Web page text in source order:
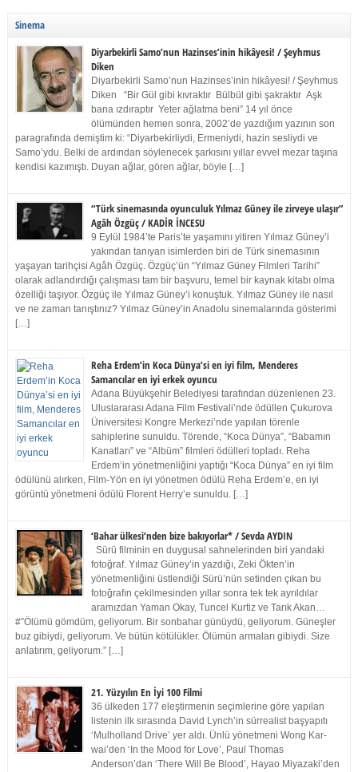
Sinema
Diyarbekirli Samo’nun Hazinses’inin hikâyesi! / Şeyhmus
Diken
Diyarbekirli Samo’nun Hazinses’inin hikâyesi! / Şeyhmus
Diken “Bir Gül gibi kıvraktır Bülbül gibi şakraktır Aşk
bana ızdıraptır Yeter ağlatma beni” 14 yıl önce
ölümünden hemen sonra, 2002’de yazdığım yazının son
paragrafında demiştim ki: “Diyarbekirliydi, Ermeniydi, hazin sesliydi ve
Samo’ydu. Belki de ardından söylenecek şarkısını yıllar evvel mezar taşına
kendisi kazımıştı. Duyan ağlar, gören ağlar, böyle […]
“Türk sinemasında oyunculuk Yılmaz Güney ile zirveye ulaşır”
Agâh Özgüç / KADİR İNCESU
9 Eylül 1984’te Paris’te yaşamını yitiren Yılmaz Güney’i
yakından tanıyan isimlerden biri de Türk sinemasının
yaşayan tarihçisi Agâh Özgüç. Özgüç’ün “Yılmaz Güney Filmleri Tarihi”
olarak adlandırdığı çalışması tam bir başvuru, temel bir kaynak kitabı olma
özelliği taşıyor. Özgüç ile Yılmaz Güney’i konuştuk. Yılmaz Güney ile nasıl
ve ne zaman tanıştınız? Yılmaz Güney’in Anadolu sinemalarında gösterimi
[…]
Reha Erdem’in Koca Dünya’si en iyi film, Menderes
Samancılar en iyi erkek oyuncu
Adana Büyükşehir Belediyesi tarafından düzenlenen 23.
Uluslararası Adana Film Festivali’nde ödüllen Çukurova
Üniversitesi Kongre Merkezi’nde yapılan törenle
sahiplerine sunuldu. Törende, “Koca Dünya”, “Babamın
Kanatları” ve “Albüm” filmleri ödülleri topladı. Reha
Erdem’in yönetmenliğini yaptığı “Koca Dünya” en iyi film
ödülünü alırken, Film-Yön en iyi yönetmen ödülü Reha Erdem’e, en iyi
görüntü yönetmeni ödülü Florent Herry’e sunuldu. […]
‘Bahar ülkesi’nden bize bakıyorlar* / Sevda AYDIN
Sürü filminin en duygusal sahnelerinden biri yandaki
fotoğraf. Yılmaz Güney’in yazdığı, Zeki Ökten’in
yönetmenliğini üstlendiği Sürü’nün setinden çıkan bu
fotoğrafın çekilmesinden yıllar sonra tek tek ayrıldılar
aramızdan Yaman Okay, Tuncel Kurtiz ve Tarık Akan…
#”Ölümü gömdüm, geliyorum. Bir sonbahar günüydü, geliyorum. Güneşler
buz gibiydi, geliyorum. Ve bütün kötülükler. Ölümün armaları gibiydi. Size
anlatırım, geliyorum.” […]
21. Yüzyılın En İyi 100 Filmi
36 ülkeden 177 eleştirmenin seçimlerine göre yapılan
listenin ilk sırasında David Lynch’in sürrealist başyapıtı
‘Mulholland Drive’ yer aldı. Ünlü yönetmeni Wong Kar-
wai’den ‘In the Mood for Love’, Paul Thomas
Anderson’dan ‘There Will Be Blood’, Hayao Miyazaki’den